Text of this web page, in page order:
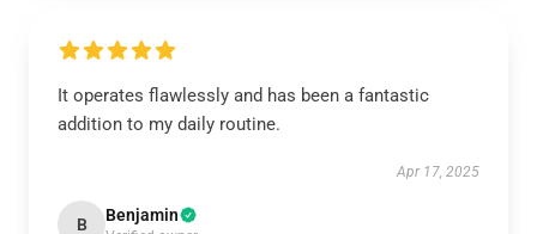
It operates flawlessly and has been a fantastic
addition to my daily routine.
Apr 17, 2025
B Benjamin